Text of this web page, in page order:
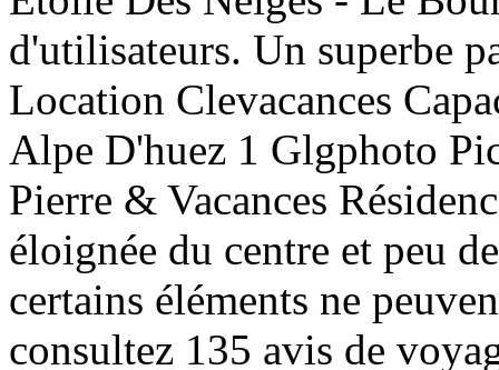
d'utilisateurs. Un superbe
Location Clevacances
Alpe D'huez 1 Glgphoto
Pierre & Vacances
éloignée du centre et peu
certains éléments ne
consultez 135 avis de